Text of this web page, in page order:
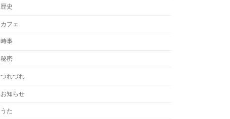
歴史
カフェ
時事
秘密
つれづれ
お知らせ
うた